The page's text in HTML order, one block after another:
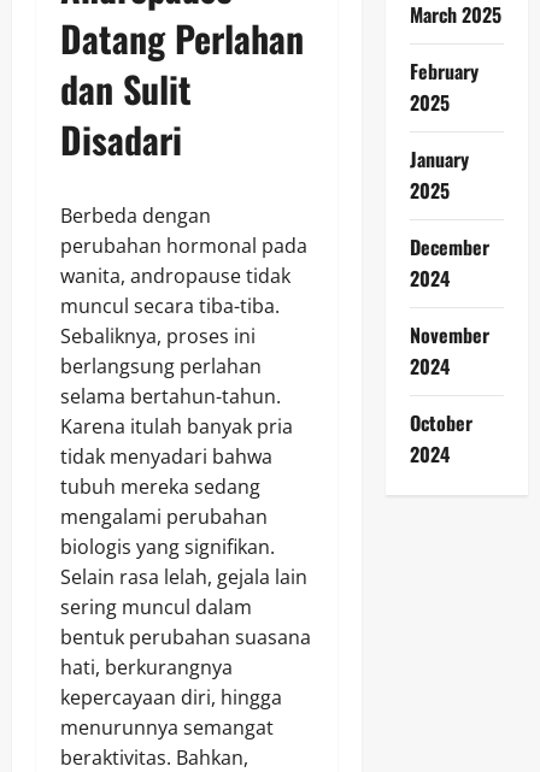
Datang Perlahan
dan Sulit
Disadari
Berbeda dengan
perubahan hormonal pada
wanita, andropause tidak
muncul secara tiba-tiba.
Sebaliknya, proses ini
berlangsung perlahan
selama bertahun-tahun.
Karena itulah banyak pria
tidak menyadari bahwa
tubuh mereka sedang
mengalami perubahan
biologis yang signifikan.
Selain rasa lelah, gejala lain
sering muncul dalam
bentuk perubahan suasana
hati, berkurangnya
kepercayaan diri, hingga
menurunnya semangat
beraktivitas. Bahkan,
March 2025
February
2025
January
2025
December
2024
November
2024
October
2024